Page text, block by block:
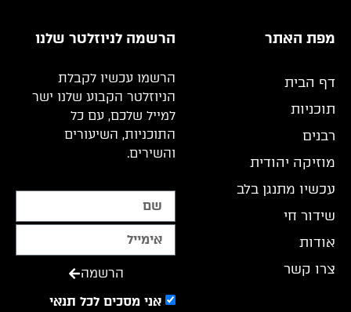
מפת האתר
דף הבית
תוכניות
רבנים
מוזיקה יהודית
עכשיו מתנגן בלב
שידור חי
אודות
צרו קשר
הרשמה לניוזלטר שלנו
הרשמו עכשיו לקבלת
הניוזלטר הקבוע שלנו ישר
למייל שלכם, עם כל
התוכניות, השיעורים
והשירים.
אני מסכים לכל תנאי
הרשמה